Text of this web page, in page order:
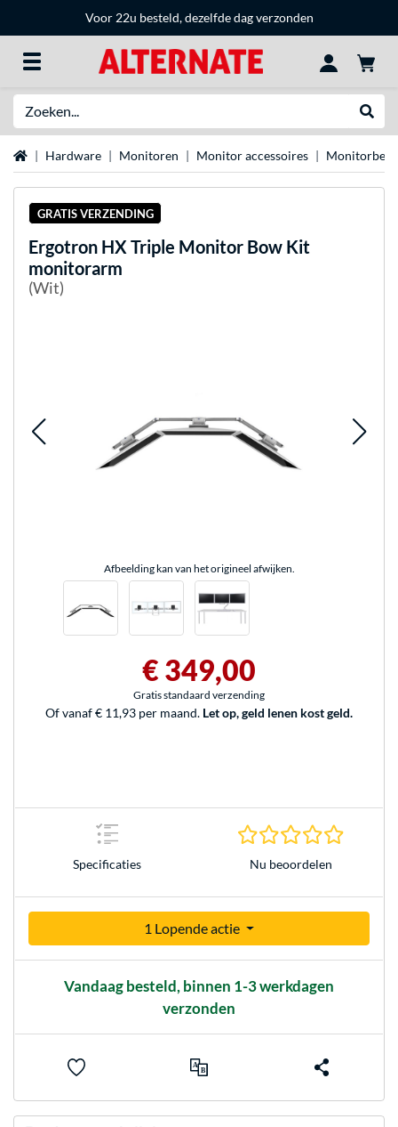
Voor 22u besteld, dezelfde dag verzonden
Home Hardware Monitoren Monitor accessoires
GRATIS VERZENDING
Ergotron HX Triple Monitor Bow Kit
monitorarm
(Wit)
Afbeelding kan van het origineel afwijken.
€ 349,00
Gratis standaard verzending
Of vanaf € 11,93 per maand. Let op, geld lenen kost geld.
Specificaties Nu beoordelen
1 Lopende actie
Vandaag besteld, binnen 1-3 werkdagen
verzonden